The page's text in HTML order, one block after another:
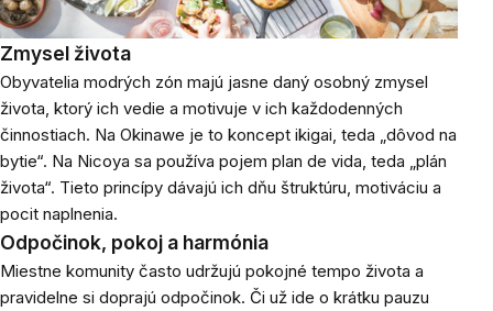
Zmysel života
Obyvatelia modrých zón majú jasne daný osobný zmysel
života, ktorý ich vedie a motivuje v ich každodenných
činnostiach. Na Okinawe je to koncept ikigai, teda „dôvod na
bytie“. Na Nicoya sa používa pojem plan de vida, teda „plán
života“. Tieto princípy dávajú ich dňu štruktúru, motiváciu a
pocit naplnenia.
Odpočinok, pokoj a harmónia
Miestne komunity často udržujú pokojné tempo života a
pravidelne si doprajú odpočinok. Či už ide o krátku pauzu